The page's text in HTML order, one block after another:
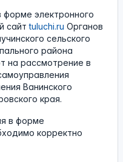
электронного
сайтtuluchi.ru Органов
сельского
района
на рассмотрение в
Ванинского
края.
в форме
корректно